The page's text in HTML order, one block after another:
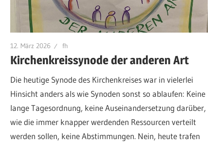
12. März 2026 fh
Kirchenkreissynode der anderen Art
Die heutige Synode des Kirchenkreises war in vielerlei
Hinsicht anders als wie Synoden sonst so ablaufen: Keine
lange Tagesordnung, keine Auseinandersetzung darüber,
wie die immer knapper werdenden Ressourcen verteilt
werden sollen, keine Abstimmungen. Nein, heute trafen